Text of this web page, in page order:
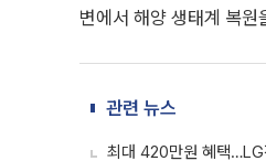
변에서 해양 생태계 복
관련 뉴스
최대 420만원 혜택…LG